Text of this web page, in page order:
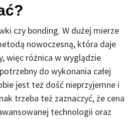
czy bonding. W dużej mierze
nowoczesną, która daje
więc różnica w wyglądzie
do wykonania całej
jest też dość nieprzyjemne i
trzeba też zaznaczyć, że cena
technologii oraz